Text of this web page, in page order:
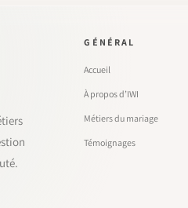
GÉNÉRAL
Accueil
À propos d’IWI
Métiers du mariage
Témoignages